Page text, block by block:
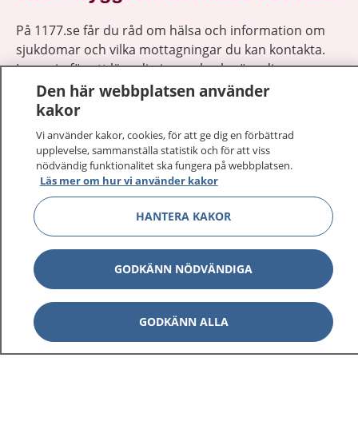
På 1177.se får du råd om hälsa och information om
sjukdomar och vilka mottagningar du kan kontakta.
Logga in för att läsa din journal och göra dina
vårdärenden. Ring telefonnummer 1177 för
sjukvårdsrådgivning dygnet runt.
1177 på flera språk Visa
Om 1177 Visa
Kontakt Visa
Den här webbplatsen använder
kakor
Vi använder kakor, cookies, för att ge dig en förbättrad
upplevelse, sammanställa statistik och för att viss
nödvändig funktionalitet ska fungera på webbplatsen.
Läs mer om hur vi använder kakor
HANTERA KAKOR
GODKÄNN NÖDVÄNDIGA
GODKÄNN ALLA